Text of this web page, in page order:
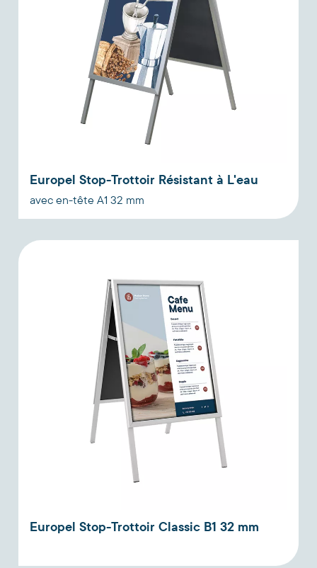
Europel Stop-Trottoir Résistant à L'eau
avec en-tête A1 32 mm
Europel Stop-Trottoir Classic B1 32 mm